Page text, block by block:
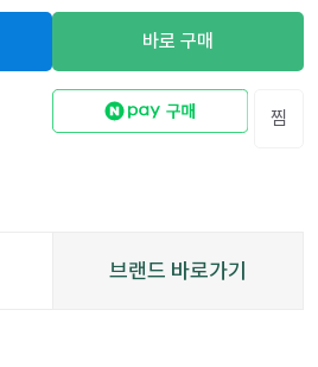
바로 구매
찜
브랜드 바로가기